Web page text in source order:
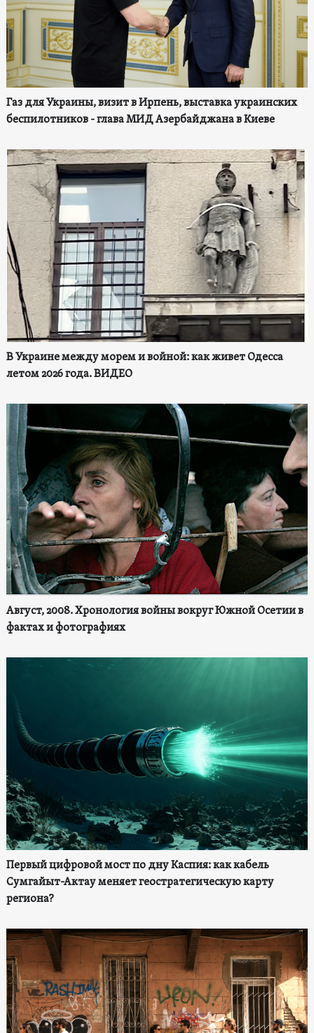
Газ для Украины, визит в Ирпень, выставка украинских
беспилотников - глава МИД Азербайджана в Киеве
В Украине между морем и войной: как живет Одесса
летом 2026 года. ВИДЕО
Август, 2008. Хронология войны вокруг Южной Осетии в
фактах и фотографиях
Первый цифровой мост по дну Каспия: как кабель
Сумгайыт-Актау меняет геостратегическую карту
региона?